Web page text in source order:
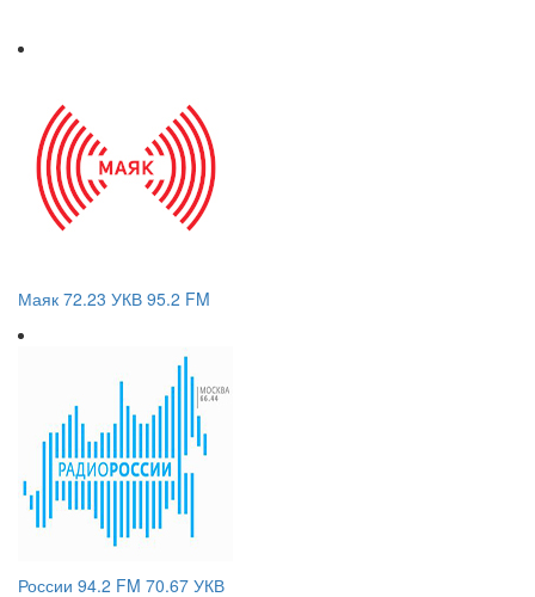
Маяк 72.23 УКВ 95.2 FM
России 94.2 FM 70.67 УКВ